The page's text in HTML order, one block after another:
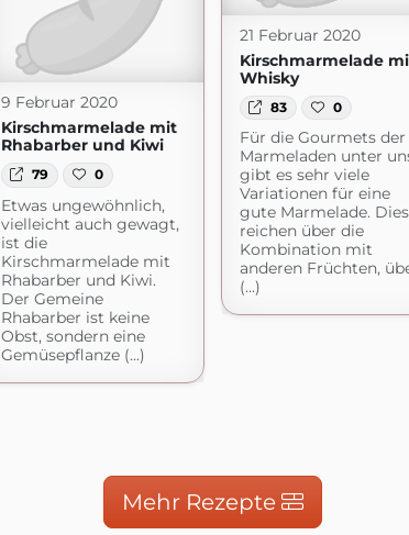
21 Februar 2020
Kirschmarmelade
Whisky
83 0
Für die Gourmets der
Marmeladen unter
gibt es sehr viele
Variationen für eine
gute Marmelade.
reichen über die
Kombination mit
anderen Früchten,
(...)
9 Februar 2020
Kirschmarmelade mit
Rhabarber und Kiwi
79 0
Etwas ungewöhnlich,
vielleicht auch gewagt,
ist die
Kirschmarmelade mit
Rhabarber und Kiwi.
Der Gemeine
Rhabarber ist keine
Obst, sondern eine
Gemüsepflanze (...)
Mehr Rezepte